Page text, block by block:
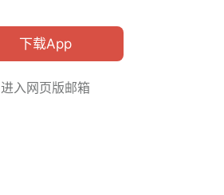
下载App
进入网页版邮箱